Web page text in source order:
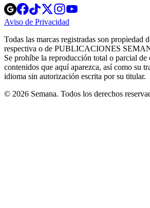
Opens
in
new
Opens
in
new
Opens
in
new
window
Opens
new
windowwindow
Aviso de Privacidad
new
window
Todas las marcas registradas son propiedad
respectiva o de PUBLICACIONES
Se prohíbe la reproducción total o parcial de
contenidos que aquí aparezca, así como su
idioma sin autorización escrita por su titular.
© 2026 Semana. Todos los derechos